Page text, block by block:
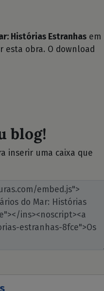
Histórias Estranhas em
esta obra. O download
blog!
inserir uma caixa que